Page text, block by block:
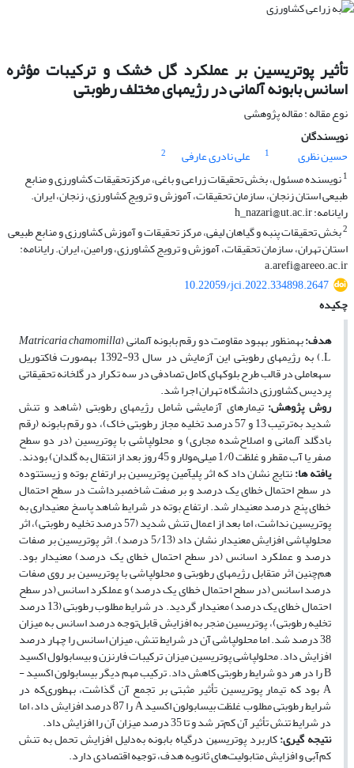
تأثیر پوتریسین بر عملکرد گل خشک و ترکیبات مؤثره
اسانس بابونه آلمانی در رژیم‏های مختلف رطوبتی
نوع مقاله : مقاله پژوهشی
نویسندگان
حسین نظری
1 علی نادری عارفی
2
1نویسنده مسئول، بخش تحقیقات زراعی و باغی، مرکزتحقیقات کشاورزی و منابع
طبیعی استان زنجان، سازمان تحقیقات، آموزش و ترویج کشاورزی، زنجان، ایران.
رایانامه: h_nazari@ut.ac.ir
2بخش تحقیقات پنبه و گیاهان لیفی، مرکز تحقیقات و آموزش کشاورزی و منابع طبیعی
استان تهران، سازمان تحقیقات، آموزش و ترویج کشاورزی، ورامین، ایران. رایانامه:
a.arefi@areeo.ac.ir
10.22059/jci.2022.334898.2647
چکیده
هدف:به­منظور بهبود مقاومت دو رقم بابونه آلمانی (Matricaria chamomilla
L.) به رژیم­های رطوبتی این آزمایش در سال 93-1392 به­صورت فاکتوریل
سه­عاملی در قالب طرح بلوک‏های کامل تصادفی در سه تکرار در گلخانه تحقیقاتی
پردیس کشاورزی دانشگاه تهران اجرا شد.
روش پژوهش: تیمار­های آزمایشی شامل رژیم­های رطوبتی (شاهد و تنش
شدید به‌ترتیب 13 و 57 درصد تخلیه مجاز رطوبتی خاک)، دو رقم بابونه (رقم
بادگلد آلمانی و اصلاح‌شده مجاری) و محلول­پاشی با پوتریسین (در دو سطح
صفر یا آب مقطر و غلظت 1/0 میلی‌مولار و 45 روز بعد از انتقال به گلدان­) بودند.
یافته ­ها:نتایج نشان داد که اثر پلی­آمین پوتریسین بر ارتفاع ­بوته و زیست­توده
در سطح احتمال خطای یک درصد و بر صفت شاخص­برداشت در سطح احتمال
خطای پنج درصد معنی­دار شد. ارتفاع بوته در شرایط شاهد پاسخ معنی‏داری به
پوتریسین نداشت، اما بعد از اعمال تنش شدید (57 درصد تخلیه رطوبتی)، اثر
محلول­پاشی افزایش معنی‏دار نشان داد (5/13 درصد). اثر پوتریسین بر صفات
درصد و عملکرد اسانس (در سطح احتمال خطای یک درصد) معنی­دار بود.
هم‌چنین اثر متقابل رژیم‏های رطوبتی و محلول­پاشی با پوتریسین بر روی صفات
درصد اسانس (در سطح احتمال خطای یک درصد) و عملکرد اسانس (در سطح
احتمال خطای یک درصد) معنی‏دار گردید. در شرایط مطلوب رطوبتی (13 درصد
تخلیه رطوبتی)، پوتریسین منجر به افزایش قابل‌توجه درصد اسانس به میزان
38 درصد شد. اما محلول­پاشی آن در شرایط تنش، میزان اسانس را چهار درصد
افزایش داد. محلول‏پاشی پوتریسین میزان ترکیبات فارنزن و بیسابولول اکسید
­B را در هر دو شرایط رطوبتی کاهش داد. ترکیب مهم دیگر بیسابولون اکسید ­
A بود که تیمار پوتریسین تأثیر مثبتی بر تجمع آن گذاشت، به­طوری‌که در
شرایط رطوبتی مطلوب غلظت بیسابولون اکسید ­A را 87 درصد افزایش داد، اما
در شرایط تنش تأثیر آن کم‌تر شد و تا 35 درصد میزان آن را افزایش داد.
نتیجه­ گیری:کاربرد ﭘﻮﺗﺮﻳﺴﻴﻦ درگیاه بابونه به‌دلیل افزایش ﺗﺤﻤﻞ ﺑﻪ ﺗﻨﺶ
کم‌آبی و افزایش متابولیت‌های ثانویه هدف، ﺗﻮﺟﻴﻪ اقتصادی دارد.